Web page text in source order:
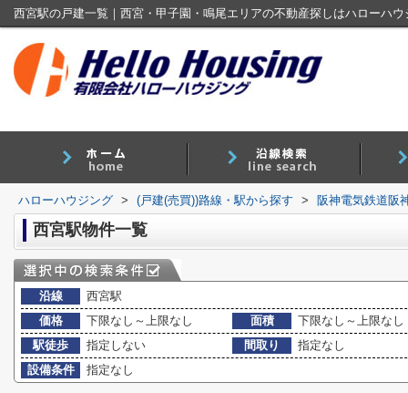
西宮駅の戸建一覧｜西宮・甲子園・鳴尾エリアの不動産探しはハローハウ
ハローハウジング > (戸建(売買))路線・駅から探す > 阪神電気鉄道阪
西宮駅物件一覧
沿線
西宮駅
価格
下限なし～上限なし 面積
下限なし～上限なし
駅徒歩
指定しない 間取り
指定なし
設備条件
指定なし